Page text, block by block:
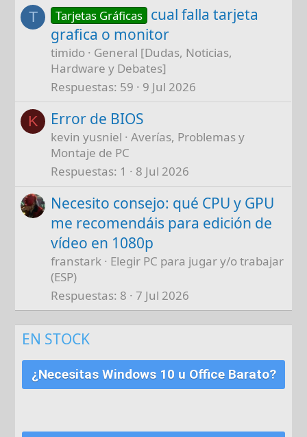
T Tarjetas Gráficas cual falla tarjeta
grafica o monitor
timido
General [Dudas, Noticias,
Hardware y Debates]
Respuestas 59 9 Jul 2026
K Error de BIOS
kevin yusniel
Averías, Problemas y
Montaje de PC
Respuestas 1 8 Jul 2026
Necesito consejo: qué CPU y GPU
me recomendáis para edición de
vídeo en 1080p
franstark
Elegir PC para jugar y/o trabajar
(ESP)
Respuestas 8 7 Jul 2026
EN STOCK
¿Necesitas Windows 10 u Office Barato?